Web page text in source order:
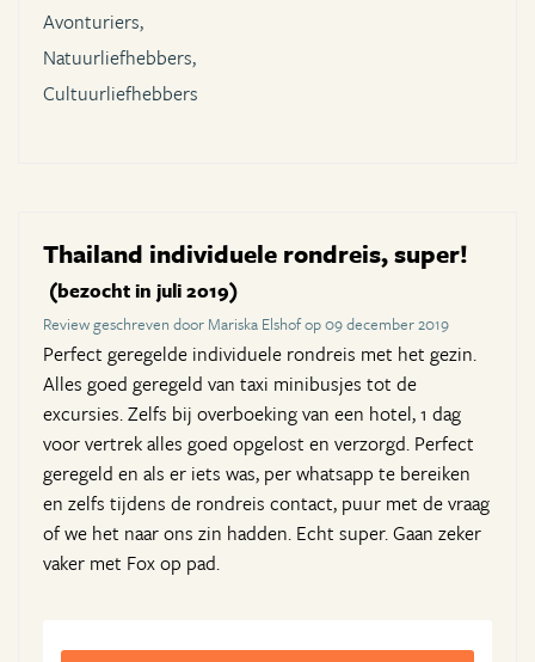
Avonturiers,
Natuurliefhebbers,
Cultuurliefhebbers
Thailand individuele rondreis, super!
(bezocht in juli 2019)
Review geschreven door Mariska Elshof op 09 december 2019
Perfect geregelde individuele rondreis met het gezin.
Alles goed geregeld van taxi minibusjes tot de
excursies. Zelfs bij overboeking van een hotel, 1 dag
voor vertrek alles goed opgelost en verzorgd. Perfect
geregeld en als er iets was, per whatsapp te bereiken
en zelfs tijdens de rondreis contact, puur met de vraag
of we het naar ons zin hadden. Echt super. Gaan zeker
vaker met Fox op pad.